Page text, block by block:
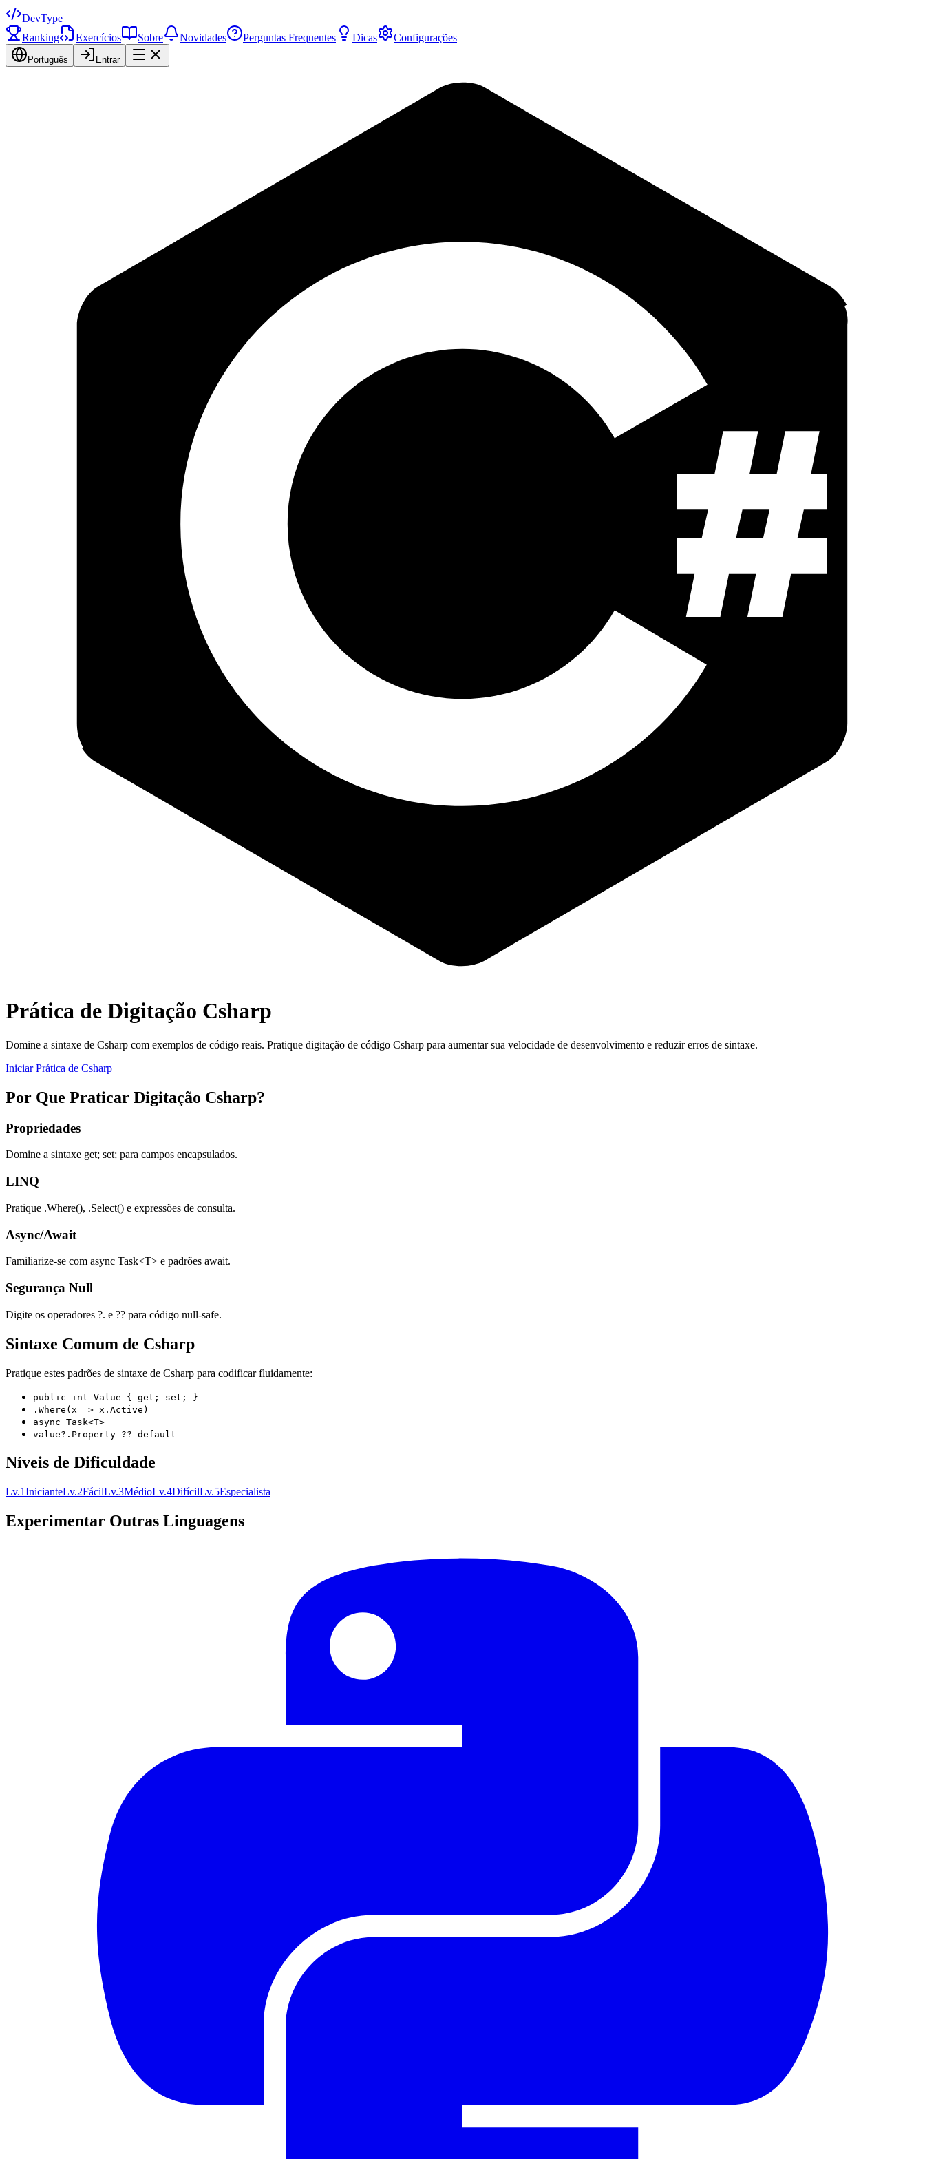
DevType
Ranking
Exercícios Sobre Novidades Perguntas Frequentes Dicas Configurações
Português Entrar
Prática de Digitação Csharp
Domine a sintaxe de Csharp com exemplos de código reais. Pratique digitação de código Csharp para aumentar sua velocidade de desenvolvimento e reduzir erros de sintaxe.
Iniciar Prática de Csharp
Por Que Praticar Digitação Csharp?
Propriedades
Domine a sintaxe get; set; para campos encapsulados.
LINQ
Pratique .Where(), .Select() e expressões de consulta.
Async/Await
Familiarize-se com async Task<T> e padrões await.
Segurança Null
Digite os operadores ?. e ?? para código null-safe.
Sintaxe Comum de Csharp
Pratique estes padrões de sintaxe de Csharp para codificar fluidamente:
public int Value { get; set; }
.Where(x => x.Active)
async Task<T>
value?.Property ?? default
Níveis de Dificuldade
Lv.1InicianteLv.2FácilLv.3MédioLv.4DifícilLv.5Especialista
Experimentar Outras Linguagens